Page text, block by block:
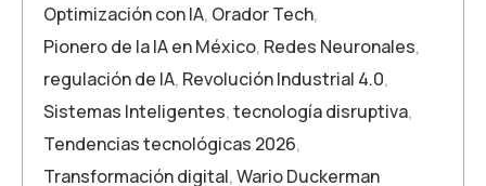
Optimización con IA, Orador Tech,
Pionero de la IA en México, Redes Neuronales,
regulación de IA, Revolución Industrial 4.0,
Sistemas Inteligentes,tecnología disruptiva,
Tendencias tecnológicas 2026,
Transformación digital,Wario Duckerman